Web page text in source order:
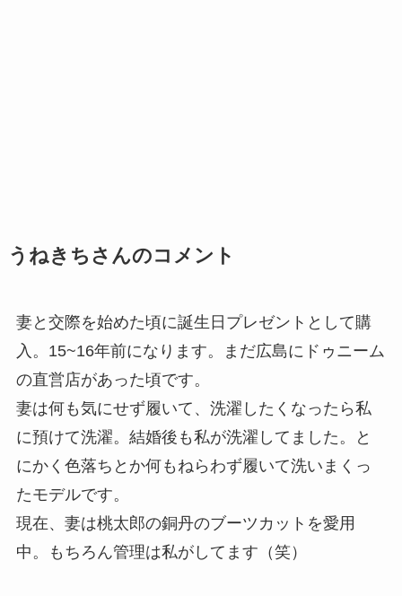
うねきちさんのコメント
妻と交際を始めた頃に誕生日プレゼントとして購
入。15~16年前になります。まだ広島にドゥニーム
の直営店があった頃です。
妻は何も気にせず履いて、洗濯したくなったら私
に預けて洗濯。結婚後も私が洗濯してました。と
にかく色落ちとか何もねらわず履いて洗いまくっ
たモデルです。
現在、妻は桃太郎の銅丹のブーツカットを愛用
中。もちろん管理は私がしてます（笑）